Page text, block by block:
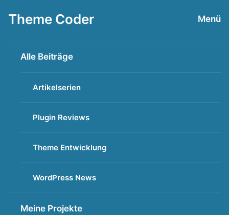
Inhalt
Theme Coder Menü
Alle Beiträge
Artikelserien
Plugin Reviews
Theme Entwicklung
WordPress News
Meine Projekte